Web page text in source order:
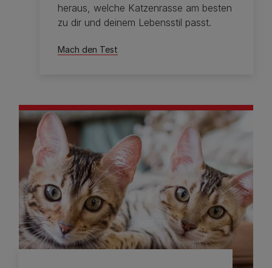
heraus, welche Katzenrasse am besten
zu dir und deinem Lebensstil passt.
Mach den Test